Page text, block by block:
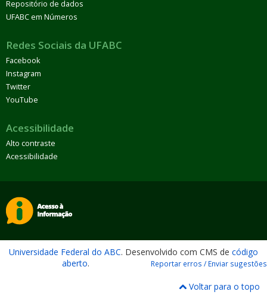
Repositório de dados
UFABC em Números
Redes Sociais da UFABC
Facebook
Instagram
Twitter
YouTube
Acessibilidade
Alto contraste
Acessibilidade
Universidade Federal do ABC. Desenvolvido com CMS de código
aberto. Reportar erros / Enviar sugestões
Voltar para o topo